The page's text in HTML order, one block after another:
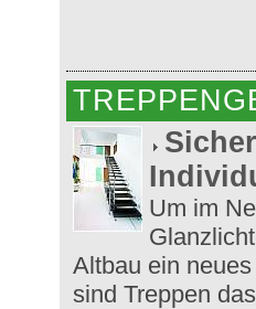
Um im
Altbau ein
sind Treppen